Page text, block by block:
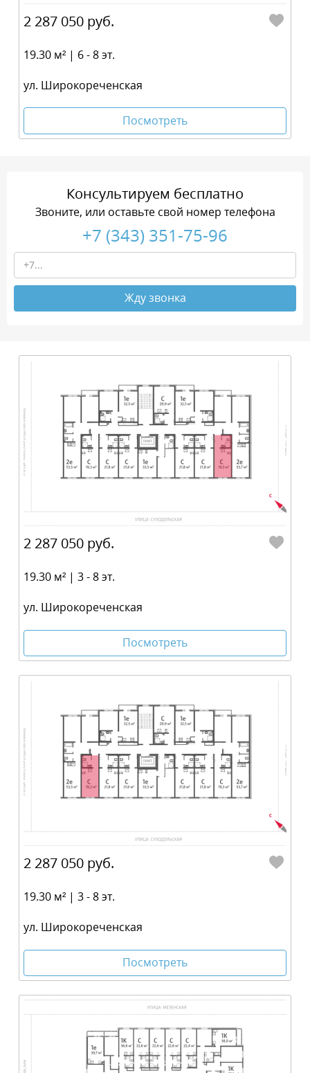
2 287 050 руб.
19.30 м² | 6 - 8 эт.
ул. Широкореченская
Посмотреть
Консультируем бесплатно
Звоните, или оставьте свой номер телефона
+7 (343) 351-75-96
Жду звонка
2 287 050 руб.
19.30 м² | 3 - 8 эт.
ул. Широкореченская
Посмотреть
2 287 050 руб.
19.30 м² | 3 - 8 эт.
ул. Широкореченская
Посмотреть